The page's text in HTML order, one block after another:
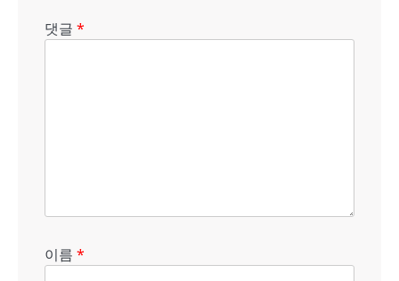
댓글 *
이름 *